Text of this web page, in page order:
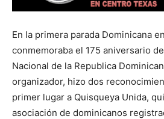
En la primera parada Dominicana
conmemoraba el 175 aniversario
Nacional de la Republica
organizador, hizo dos
primer lugar a Quisqueya Unida,
asociación de dominicanos